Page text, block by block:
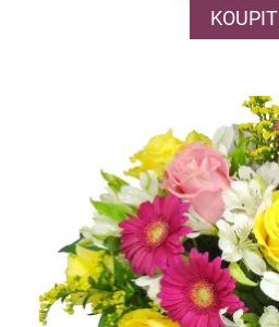
KOUPIT